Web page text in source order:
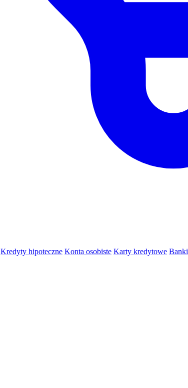
Kredyty hipoteczne Konta osobiste Karty kredytowe Banki